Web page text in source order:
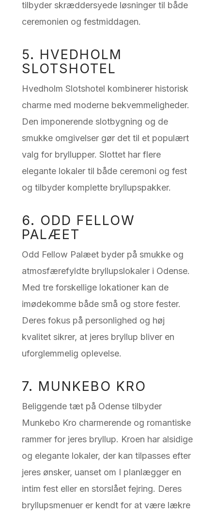
tilbyder skræddersyede løsninger til både
ceremonien og festmiddagen.
5. HVEDHOLM
SLOTSHOTEL
Hvedholm Slotshotel kombinerer historisk
charme med moderne bekvemmeligheder.
Den imponerende slotbygning og de
smukke omgivelser gør det til et populært
valg for bryllupper. Slottet har flere
elegante lokaler til både ceremoni og fest
og tilbyder komplette bryllupspakker.
6. ODD FELLOW
PALÆET
Odd Fellow Palæet byder på smukke og
atmosfærefyldte bryllupslokaler i Odense.
Med tre forskellige lokationer kan de
imødekomme både små og store fester.
Deres fokus på personlighed og høj
kvalitet sikrer, at jeres bryllup bliver en
uforglemmelig oplevelse.
7. MUNKEBO KRO
Beliggende tæt på Odense tilbyder
Munkebo Kro charmerende og romantiske
rammer for jeres bryllup. Kroen har alsidige
og elegante lokaler, der kan tilpasses efter
jeres ønsker, uanset om I planlægger en
intim fest eller en storslået fejring. Deres
bryllupsmenuer er kendt for at være lækre